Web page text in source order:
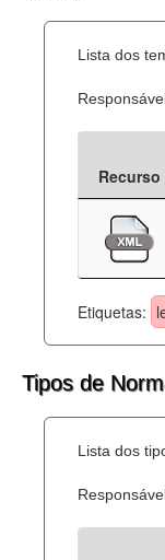
Lista dos
Recurso
Etiquetas:
Tipos de
Lista dos